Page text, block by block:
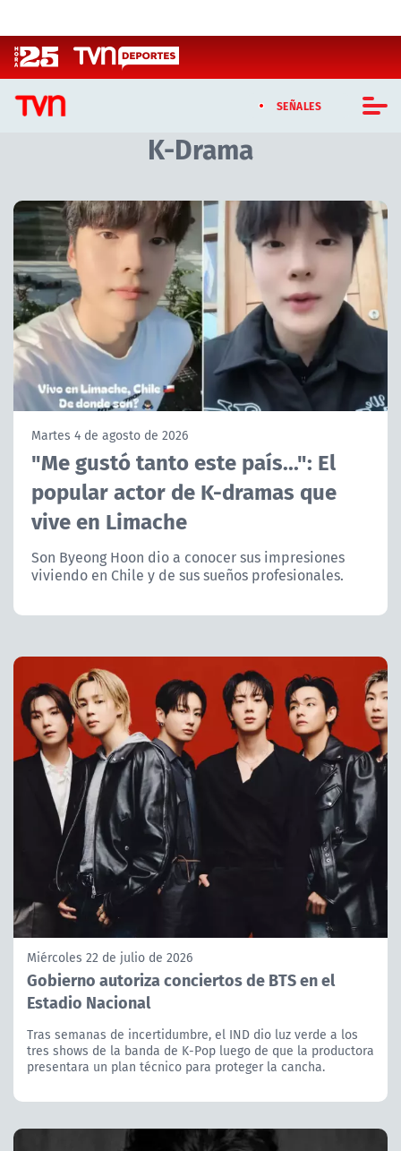
SEÑALES
CASTING MASTERCHEF CHILE
CASTING TVN VERTICAL
TVN VERTICAL
TVN PLAY
PROGRAMAS
TELESERIES
ACTUALIDAD Y TENDENCIAS
CORPORATIVO Y TRANSPARENCIA
CANAL DE DENUNCIAS
ÁREA DE PROYECTOS
K-Drama
Artículos relacionados con K-Drama
Martes 4 de agosto de 2026
"Me gustó tanto este país...": El
popular actor de K-dramas que
vive en Limache
Son Byeong Hoon dio a conocer sus impresiones
viviendo en Chile y de sus sueños profesionales.
Miércoles 22 de julio de 2026
Gobierno autoriza conciertos de BTS en el
Estadio Nacional
Tras semanas de incertidumbre, el IND dio luz verde a los
tres shows de la banda de K-Pop luego de que la productora
presentara un plan técnico para proteger la cancha.